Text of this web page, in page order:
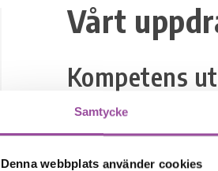
Samtycke
Denna webbplats använder cookies
Vårt
Kompetens
Vårt övergripande
Vi erbjuder också våra